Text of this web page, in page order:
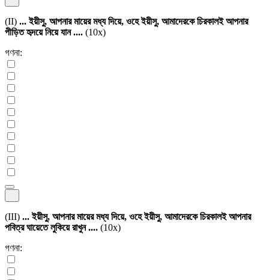
(II) ... ইয়ীসু, আপনার মায়ের মধ্য দিয়ে, ওহে ইয়ীসু, আমাদেরকে চিরকালই আপনার
পীড়িত হৃদয়ে নিয়ে যান .... (10x)
গণনা:
(III) ... ইয়ীসু, আপনার মায়ের মধ্য দিয়ে, ওহে ইয়ীসু, আমাদেরকে চিরকালই আপনার
পবিত্র ঘায়েতে লুকিয়ে রাখুন .... (10x)
গণনা: